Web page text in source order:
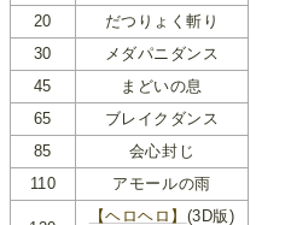
20
だつりょく斬り
30
メダパニダンス
45
まどいの息
65
ブレイクダンス
85
会心封じ
110
アモールの雨
【ヘロヘロ】 (3D版)